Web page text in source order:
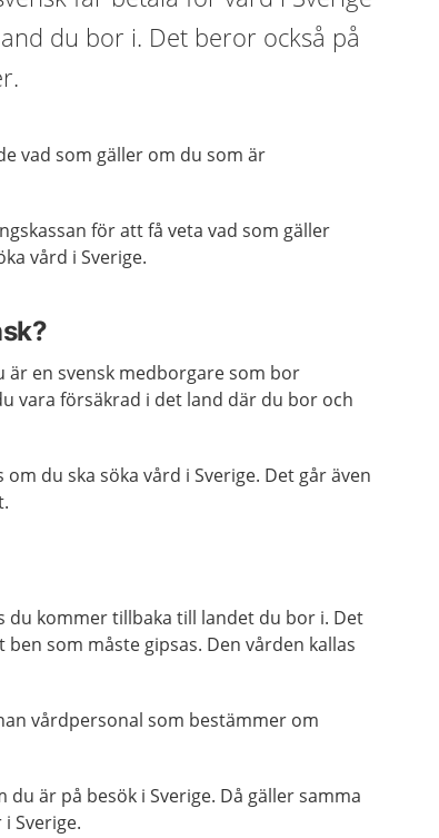
du bor i. Det beror också på
vad som gäller om du som är
för att få veta vad som gäller
vård i Sverige.
en svensk medborgare som bor
vara försäkrad i det land där du bor och
du ska söka vård i Sverige. Det går även
du kommer tillbaka till landet du bor i. Det
som måste gipsas. Den vården kallas
vårdpersonal som bestämmer om
är på besök i Sverige. Då gäller samma
Sverige.